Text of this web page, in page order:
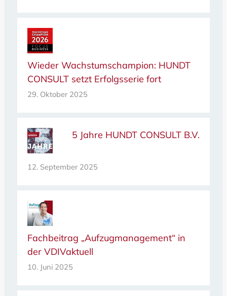
Wieder Wachstumschampion: HUNDT
CONSULT setzt Erfolgsserie fort
29. Oktober 2025
5 Jahre HUNDT CONSULT B.V.
12. September 2025
Fachbeitrag „Aufzugmanagement“ in
der VDIVaktuell
10. Juni 2025